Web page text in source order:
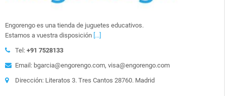
Engorengo es una tienda de juguetes educativos.
Estamos a vuestra disposición [...]
Tel: +91 7528133
Email: bgarcia@engorengo.com, visa@engorengo.com
Dirección: Literatos 3. Tres Cantos 28760. Madrid